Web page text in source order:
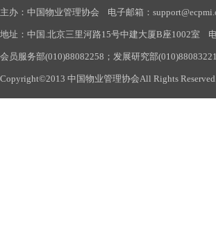
主办：中国物业管理协会 电子邮箱：
地址：中国.北京三里河路15号中建大厦B座1002室
会员服务部(010)88082258；发展研究部
Copyright©2013 中国物业管理协会All Rights